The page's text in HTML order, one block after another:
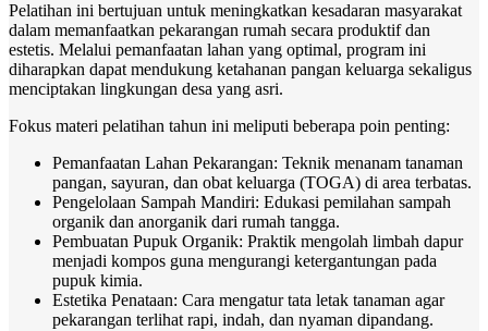
Pelatihan ini bertujuan untuk meningkatkan kesadaran masyarakat
dalam memanfaatkan pekarangan rumah secara produktif dan
estetis. Melalui pemanfaatan lahan yang optimal, program ini
diharapkan dapat mendukung ketahanan pangan keluarga sekaligus
menciptakan lingkungan desa yang asri.
Fokus materi pelatihan tahun ini meliputi beberapa poin penting:
Pemanfaatan Lahan Pekarangan: Teknik menanam tanaman
pangan, sayuran, dan obat keluarga (TOGA) di area terbatas.
Pengelolaan Sampah Mandiri: Edukasi pemilahan sampah
organik dan anorganik dari rumah tangga.
Pembuatan Pupuk Organik: Praktik mengolah limbah dapur
menjadi kompos guna mengurangi ketergantungan pada
pupuk kimia.
Estetika Penataan: Cara mengatur tata letak tanaman agar
pekarangan terlihat rapi, indah, dan nyaman dipandang.